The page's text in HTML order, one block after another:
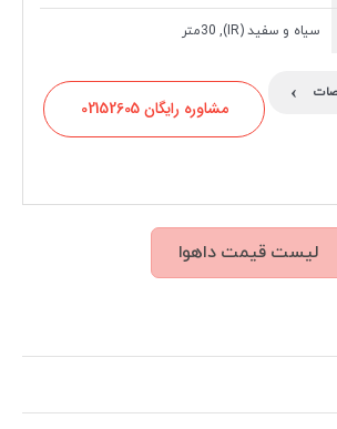
سیاه و سفید (IR), 30متر
›
مشاوره رایگان 02152605
لیست قیمت داهوا